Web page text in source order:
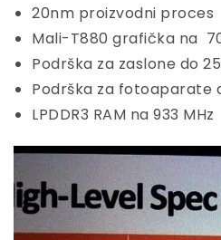
20nm proizvodni proces
Mali-T880 grafička na
Podrška za zaslone do
Podrška za fotoaparate
LPDDR3 RAM na 933 MHz